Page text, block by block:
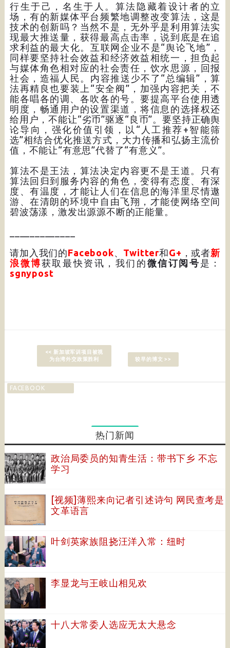
行生于己，名生于人。算法隐藏着设计者的立
场，有的新媒体平台频繁地调整改变算法，这是
技术的创新吗？当然不是，无外乎是利用算法实
现最大推送量，获得最高点击率，说到底是在追
求利益的最大化。互联网企业不是“舆论飞地”，
同样要坚持社会效益和经济效益相统一，担负起
与媒体角色相对应的社会责任，饮水思源，回报
社会，造福人民。内容推送少不了“总编辑”，算
法再精良也要装上“安全阀”，加强内容把关，不
能各唱各的调、各吹各的号。要提高平台使用透
明度，畅通用户的设置渠道，将信息的选择权还
给用户，不能让“劣币”驱逐“良币”。要坚持正确舆
论导向，强化价值引领，以“人工推荐+智能筛
选”相结合优化推送方式，大力传播和弘扬主流价
值，不能让“有意思”代替了“有意义”。
算法不是王法，算法决定内容更不是王道。只有
算法回归到服务内容的角色，变得有态度、有深
度、有温度，才能让人们在信息的海洋里尽情遨
游、在清朗的环境中自由飞翔，才能使网络空间
碧波荡漾，激发出源源不断的正能量。
请加入我们的Facebook Twitter和G+ ，或者新
浪微博获取最快资讯，我们的 微信订阅号 是：
sgnypost
<< 新加坡军训项目被视
为台湾外交政策胜利
较早的博文 >>
FACEBOOK
热门新闻
政治局委员的知青生活：带书下乡 不忘
学习
[视频]薄熙来向记者引述诗句 网民查考是
文革语言
叶剑英家族阻挠汪洋入常：纽时
李显龙与王岐山相见欢
十八大常委人选应无太大悬念